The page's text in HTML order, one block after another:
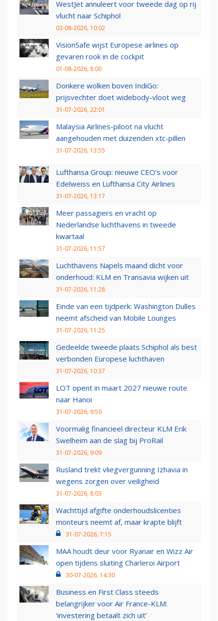
WestJet annuleert voor tweede dag op rij
vlucht naar Schiphol
03-08-2026, 10:02
VisionSafe wijst Europese airlines op
gevaren rook in de cockpit
01-08-2026, 8:00
Donkere wolken boven IndiGo:
prijsvechter doet widebody-vloot weg
31-07-2026, 22:01
Malaysia Airlines-piloot na vlucht
aangehouden met duizenden xtc-pillen
31-07-2026, 13:55
Lufthansa Group: nieuwe CEO’s voor
Edelweiss en Lufthansa City Airlines
31-07-2026, 13:17
Meer passagiers en vracht op
Nederlandse luchthavens in tweede
kwartaal
31-07-2026, 11:57
Luchthavens Napels maand dicht voor
onderhoud: KLM en Transavia wijken uit
31-07-2026, 11:28
Einde van een tijdperk: Washington Dulles
neemt afscheid van Mobile Lounges
31-07-2026, 11:25
Gedeelde tweede plaats Schiphol als best
verbonden Europese luchthaven
31-07-2026, 10:37
LOT opent in maart 2027 nieuwe route
naar Hanoi
31-07-2026, 9:59
Voormalig financieel directeur KLM Erik
Swelheim aan de slag bij ProRail
31-07-2026, 9:09
Rusland trekt vliegvergunning Izhavia in
wegens zorgen over veiligheid
31-07-2026, 8:03
Wachttijd afgifte onderhoudslicenties
monteurs neemt af, maar krapte blijft
31-07-2026, 7:15
MAA houdt deur voor Ryanair en Wizz Air
open tijdens sluiting Charleroi Airport
30-07-2026, 14:30
Business en First Class steeds
belangrijker voor Air France-KLM:
‘investering betaalt zich uit’